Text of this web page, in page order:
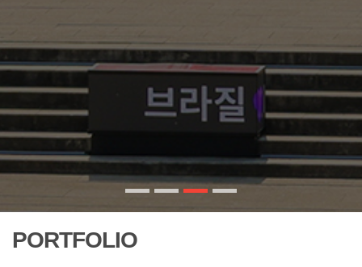
PORTFOLIO